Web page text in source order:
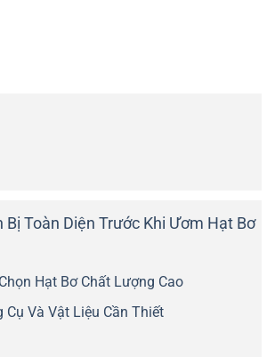
Bị Toàn Diện Trước Khi Ươm Hạt Bơ
Hạt Bơ Chất Lượng Cao
Cụ Và Vật Liệu Cần Thiết